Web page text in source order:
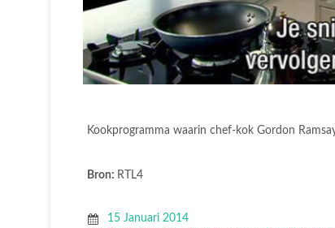
Kookprogramma waarin chef-kok Gordon
Bron: RTL4
15 Januari 2014